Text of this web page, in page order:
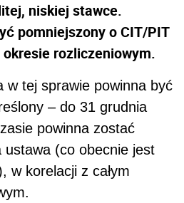
niskiej stawce.
pomniejszony o CIT/PIT
okresie rozliczeniowym.
w tej sprawie powinna być
– do 31 grudnia
powinna zostać
ustawa (co obecnie jest
w korelacji z całym